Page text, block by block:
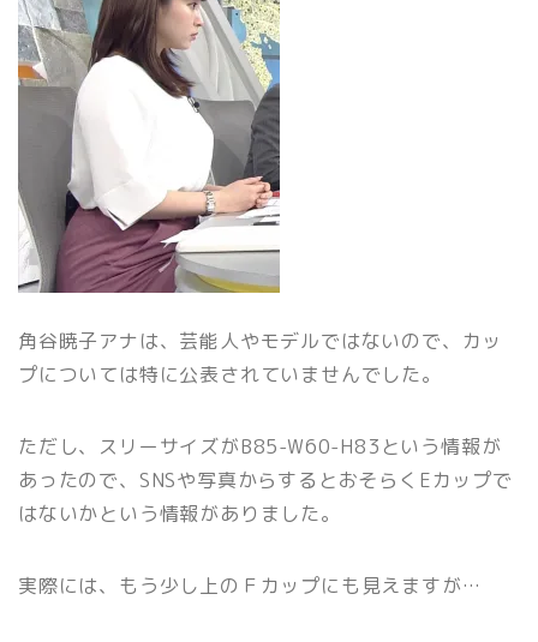
角谷暁子アナは、芸能人やモデルではないので、カッ
プについては特に公表されていませんでした。
ただし、スリーサイズがB85-W60-H83という情報が
あったので、SNSや写真からするとおそらくEカップで
はないかという情報がありました。
実際には、もう少し上のＦカップにも見えますが…